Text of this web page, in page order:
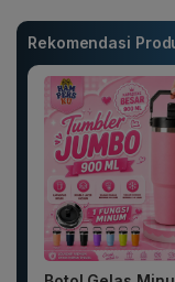
Rekomendasi